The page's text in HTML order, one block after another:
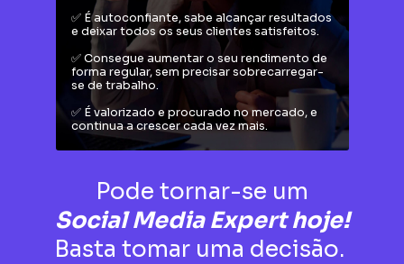
✅ É autoconfiante, sabe alcançar resultados
e deixar todos os seus clientes satisfeitos.
✅ Consegue aumentar o seu rendimento de
forma regular, sem precisar sobrecarregar-
se de trabalho.
✅ É valorizado e procurado no mercado, e
continua a crescer cada vez mais.
Pode tornar-se um
Social Media Expert hoje!
Basta tomar uma decisão.